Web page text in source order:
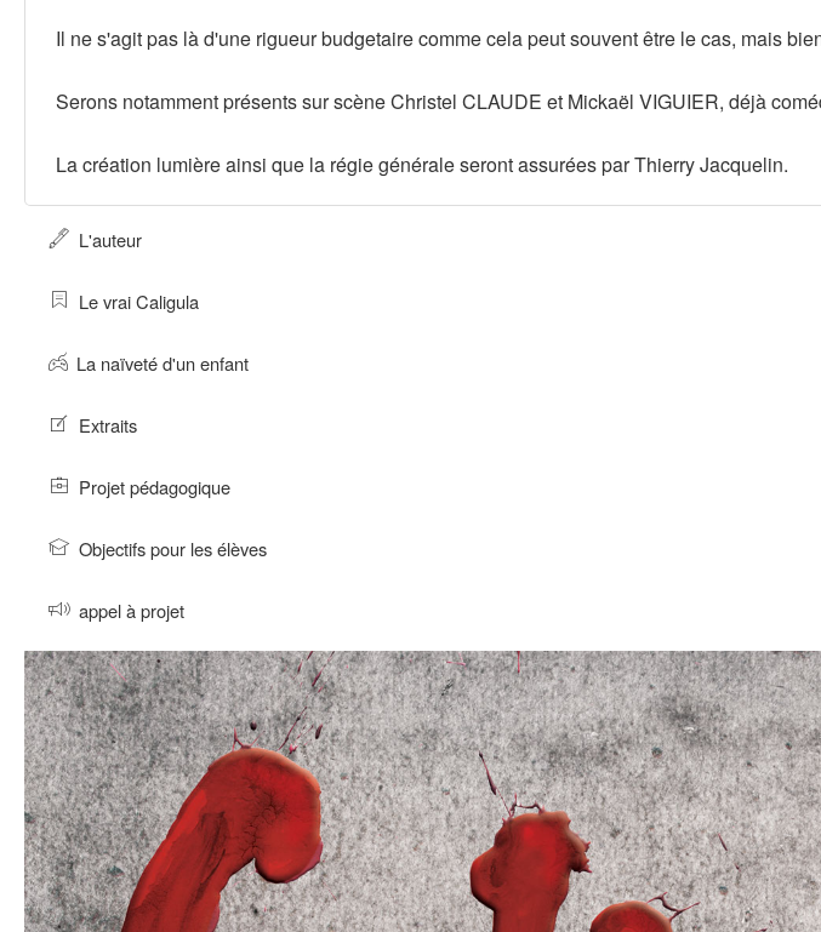
Il ne s'agit pas là d'une rigueur budgetaire comme cela peut souvent être le cas, mais
Serons notamment présents sur scène Christel CLAUDE et Mickaël VIGUIER, déjà
La création lumière ainsi que la régie générale seront assurées par Thierry Jacquelin.
L'auteur
Le vrai Caligula
La naïveté d'un enfant
Extraits
Projet pédagogique
Objectifs pour les élèves
appel à projet